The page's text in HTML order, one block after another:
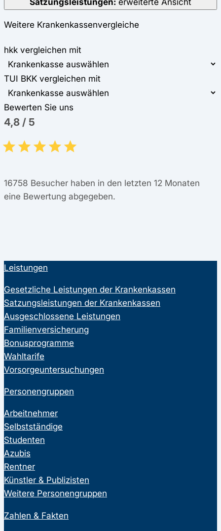
Weitere Krankenkassenvergleiche
hkk vergleichen mit
TUI BKK vergleichen mit
Bewerten Sie uns
4,8 / 5
16758 Besucher haben in den letzten 12 Monaten
eine Bewertung abgegeben.
Leistungen
Gesetzliche Leistungen der Krankenkassen
Satzungsleistungen der Krankenkassen
Ausgeschlossene Leistungen
Familienversicherung
Bonusprogramme
Wahltarife
Vorsorgeuntersuchungen
Personengruppen
Arbeitnehmer
Selbstständige
Studenten
Azubis
Rentner
Künstler & Publizisten
Weitere Personengruppen
Zahlen & Fakten